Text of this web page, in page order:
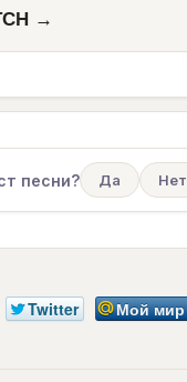
→
песни? Да Нет
Twitter Мой мир